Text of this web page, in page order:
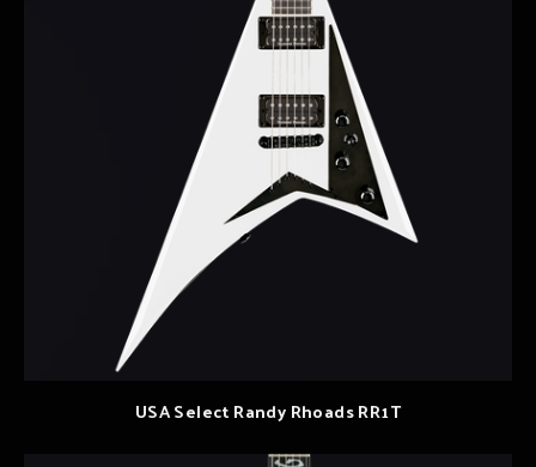
USA Select Randy Rhoads RR1T